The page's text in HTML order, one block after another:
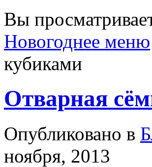
Вы
Новогоднее меню
кубиками
Отварная
Опубликовано в
ноября, 2013